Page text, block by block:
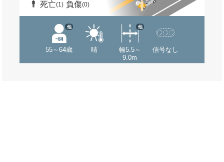
死亡(1) 負傷(0)
55～64歳
他
晴
幅5.5～
9.0m
他
信号なし